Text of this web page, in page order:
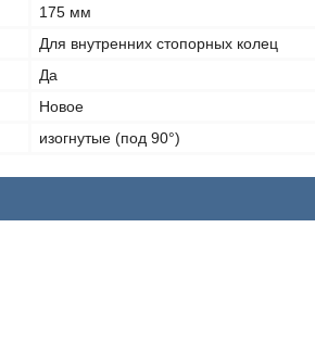
175 мм
Для внутренних стопорных колец
Да
Новое
изогнутые (под 90°)